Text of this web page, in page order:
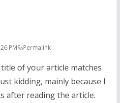
PM Permalink
of your article matches
kidding, mainly because I
after reading the article.